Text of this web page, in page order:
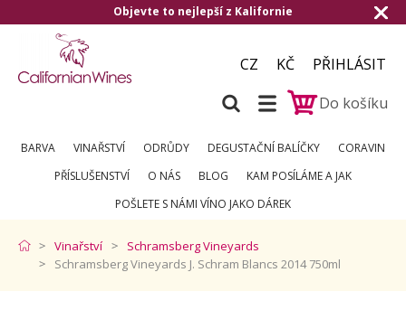
Doručení zdarma od 1.500,- do ČR a na Slovensko
CZ KČ
PŘIHLÁSIT
Do košíku
BARVA VINAŘSTVÍ ODRŮDY DEGUSTAČNÍ BALÍČKY
CORAVIN
PŘÍSLUŠENSTVÍ
O NÁS BLOG
KAM POSÍLÁME A JAK
POŠLETE S NÁMI VÍNO JAKO DÁREK
Vinařství
Schramsberg Vineyards
Schramsberg Vineyards J. Schram Blancs 2014 750ml